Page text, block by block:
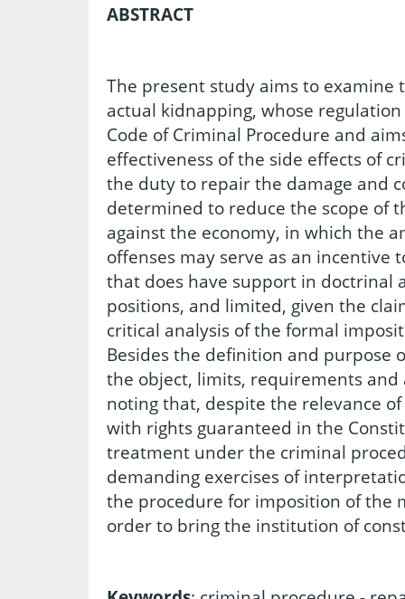
ABSTRACT
The present study aims to examine
actual kidnapping, whose
Code of Criminal Procedure and
effectiveness of the side effects of
the duty to repair the damage and
determined to reduce the scope of
against the economy, in which the
offenses may serve as an incentive
that does have support in doctrinal
positions, and limited, given the
critical analysis of the formal
Besides the definition and purpose
the object, limits, requirements and
noting that, despite the relevance
with rights guaranteed in the
treatment under the criminal
demanding exercises of
the procedure for imposition of the
order to bring the institution of